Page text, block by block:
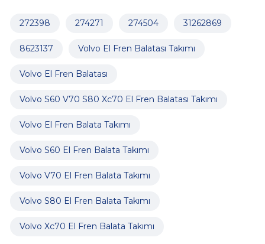
272398 274271 274504 31262869
8623137 Volvo El Fren Balatası Takımı
Volvo El Fren Balatası
Volvo S60 V70 S80 Xc70 El Fren Balatası Takımı
Volvo El Fren Balata Takımı
Volvo S60 El Fren Balata Takımı
Volvo V70 El Fren Balata Takımı
Volvo S80 El Fren Balata Takımı
Volvo Xc70 El Fren Balata Takımı